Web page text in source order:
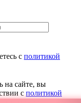
с политикой
на сайте, вы
с политикой